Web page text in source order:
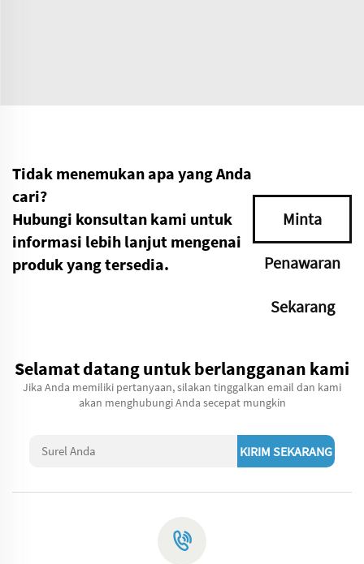
Tidak menemukan apa yang Anda
cari?
Hubungi konsultan kami untuk
informasi lebih lanjut mengenai
produk yang tersedia.
Minta
Penawaran
Sekarang
Selamat datang untuk berlangganan kami
Jika Anda memiliki pertanyaan, silakan tinggalkan email dan kami
akan menghubungi Anda secepat mungkin
KIRIM SEKARANG